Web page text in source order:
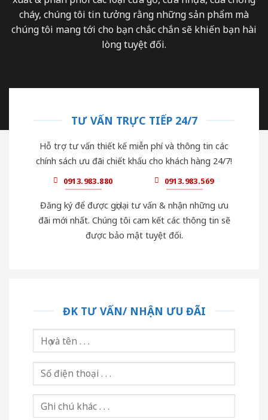
cháy, chúng tôi tin tưởng rằng những sản phẩm mà
chúng tôi mang tới cho bạn chắc chắn sẽ khiến bạn hài
lòng tuyệt đối.
TƯ VẤN TRỰC TIẾP 24/7
Hỗ trợ tư vấn thiết kế miễn phí và thông tin các
chính sách ưu đãi chiết khấu cho khách hàng 24/7!
0913.983.880 0913.983.569
Đăng ký để được gọi lại tư vấn & nhận những ưu
đãi mới nhất. Chúng tôi cam kết các thông tin sẽ
được bảo mật tuyệt đối.
ĐK TƯ VẤN/ NHẬN ƯU ĐÃI